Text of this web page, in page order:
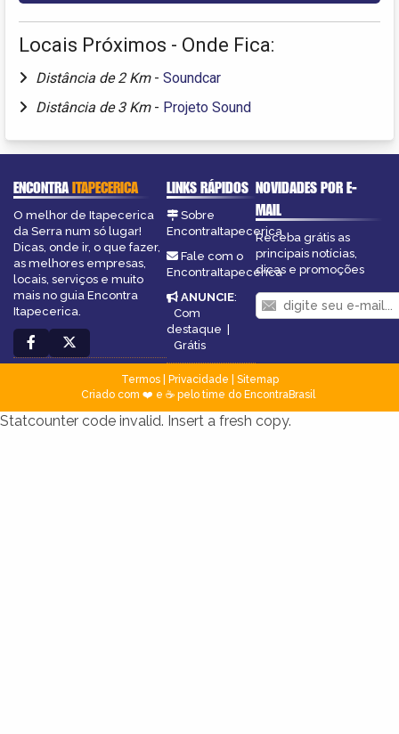
Locais Próximos - Onde Fica:
Distância de 2 Km - Soundcar
Distância de 3 Km - Projeto Sound
ENCONTRAITAPECERICA
O melhor de Itapecerica
da Serra num só lugar!
Dicas, onde ir, o que fazer,
as melhores empresas,
locais, serviços e muito
mais no guia Encontra
Itapecerica.
LINKS RÁPIDOS
Sobre
EncontraItapecerica
Fale com o
EncontraItapecerica
ANUNCIE:
Com
destaque |
Grátis
NOVIDADES POR E-
MAIL
Receba grátis as
principais notícias,
dicas e promoções
Termos| Privacidade
Sitemap
Criado com ❤️ e ☕ pelo time do EncontraBrasil
Statcounter code invalid. Insert a fresh copy.